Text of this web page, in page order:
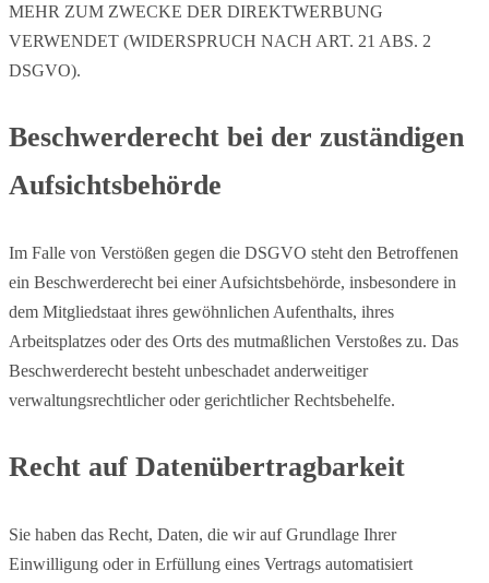
MEHR ZUM ZWECKE DER DIREKTWERBUNG
VERWENDET (WIDERSPRUCH NACH ART. 21 ABS. 2
DSGVO).
Beschwerde­recht bei der zuständigen
Aufsichts­behörde
Im Falle von Verstößen gegen die DSGVO steht den Betroffenen
ein Beschwerderecht bei einer Aufsichtsbehörde, insbesondere in
dem Mitgliedstaat ihres gewöhnlichen Aufenthalts, ihres
Arbeitsplatzes oder des Orts des mutmaßlichen Verstoßes zu. Das
Beschwerderecht besteht unbeschadet anderweitiger
verwaltungsrechtlicher oder gerichtlicher Rechtsbehelfe.
Recht auf Daten­übertrag­barkeit
Sie haben das Recht, Daten, die wir auf Grundlage Ihrer
Einwilligung oder in Erfüllung eines Vertrags automatisiert